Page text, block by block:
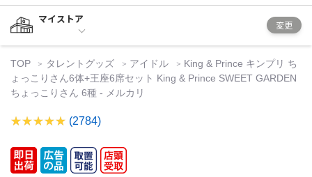
マイストア
変更
TOP タレントグッズ アイドル
King & Prince キンプリ ち
ょっこりさん6体+王座6席セット King & Prince SWEET GARDEN
ちょっこりさん 6種 - メルカリ
(2784)